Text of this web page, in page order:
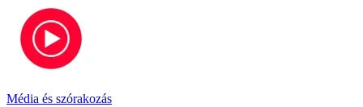
Média és szórakozás